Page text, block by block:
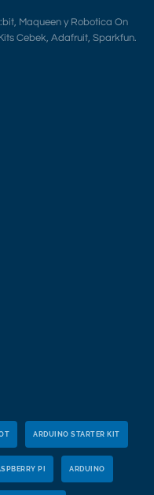
Maqueen y Robotica On
Cebek, Adafruit, Sparkfun.
ARDUINO STARTER KIT
PI ARDUINO